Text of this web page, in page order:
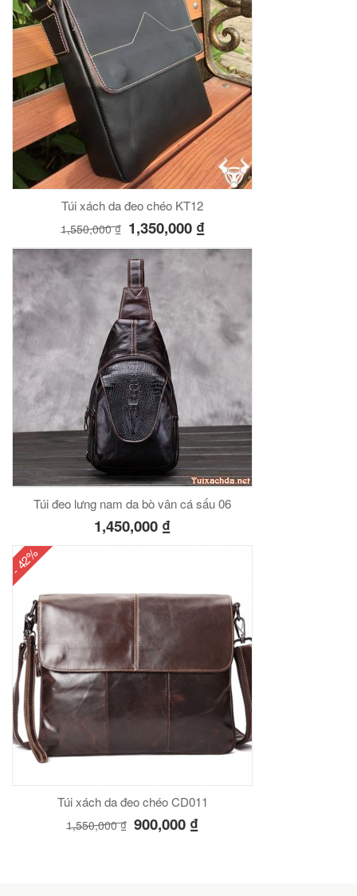
Túi xách da đeo chéo KT12
1,550,000₫ 1,350,000 ₫
Túi đeo lưng nam da bò vân cá sấu 06
1,450,000 ₫
- 42%
Túi xách da đeo chéo CD011
1,550,000₫ 900,000 ₫